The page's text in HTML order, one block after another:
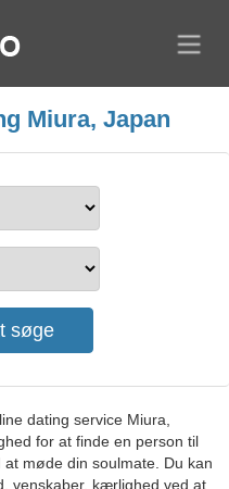
Miura, Japan
dating service Miura,
for at finde en person til
møde din soulmate. Du kan
venskaber, kærlighed ved at